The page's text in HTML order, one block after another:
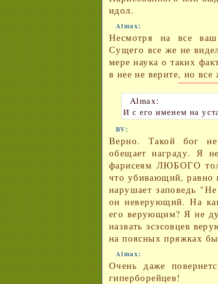
идол.
Almax:
Несмотря на все
Сущего все же не
мере наука о таких
в нее не верите, но
Almax:
И с его именем на
BV:
Верно. Такой бог
обещает награду. Я
фарисеям ЛЮБОГО
что убивающий, равно
нарушает заповедь
он неверующий. На
его верующим? Я не
назвать эсэсовцев
на поясных пряжках
Almax:
Очень даже
гиперборейцев!